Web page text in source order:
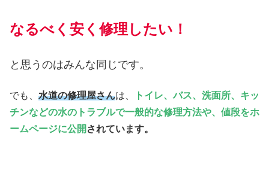
なるべく安く修理したい！
と思うのはみんな同じです。
でも、 水道の修理屋さんは、
トイレ、バス、洗面所、キッ
チンなどの水のトラブルで一般的な修理方法や、値段をホ
ームページに公開 されています。